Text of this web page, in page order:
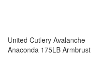
United Cutlery Avalanche
Anaconda 175LB Armbrust